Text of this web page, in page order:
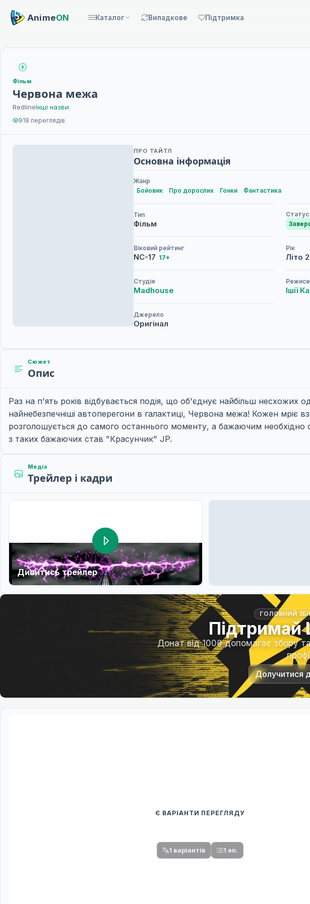
AnimeON Каталог Випадкове Підтримка
Фільм
Червона межа
RedlineІнші назви
918 переглядів
ПРО ТАЙТЛ
Основна інформація
Жанр
Бойовик
Про дорослих Гонки Фантастика
Тип
Фільм
Статус
Віковий рейтинг
NC-17 17+
Рік
Літо
Студія
Madhouse Ішії
Джерело
Оригінал
Сюжет
Опис
Раз на п'ять років відбувається подія, що об'єднує найбільш несхожих
найнебезпечніші автоперегони в галактиці, Червона межа! Кожен мріє
розголошується до самого останнього моменту, а бажаючим необхідно
з таких бажаючих став "Красунчик" JP.
Медіа
Трейлер і кадри
Дивитись трейлер
ГОЛОВНИЙ
Підтримай
Донат від 100₴ допомагає збору
Долучитися
Є ВАРІАНТИ ПЕРЕГЛЯДУ
1 варіантів 1 еп.